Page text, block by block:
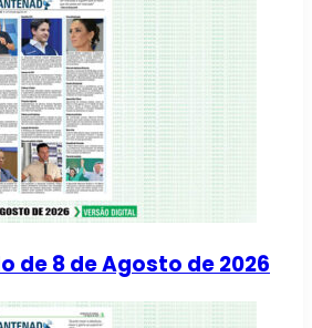
de 8 de Agosto de 2026